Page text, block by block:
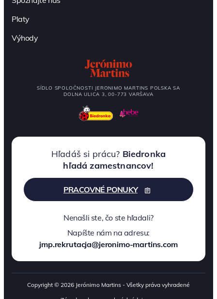
Platy
Výhody
SÍDLO SPOLOČNOSTI JERONIMO MARTINS POLSKA SA
DOLNA ULICA 3, 00-773 VARŠAVA
Hľadáš si prácu? Biedronka
hľadá zamestnancov!
PRACOVNÉ PONUKY
Nenašli ste, čo ste hľadali?
Napíšte nám na adresu:
jmp.rekrutacja@jeronimo-martins.com
Copyright © 2026 Jerónimo Martins - Všetky práva vyhradené